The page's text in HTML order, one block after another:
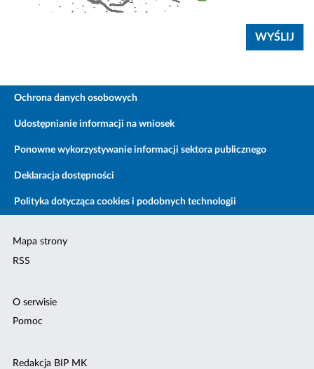
Ochrona danych osobowych
Udostępnianie informacji na wniosek
Ponowne wykorzystywanie informacji sektora publicznego
Deklaracja dostępności
Polityka dotycząca cookies i podobnych technologii
Mapa strony
RSS
O serwisie
Pomoc
Redakcja BIP MK